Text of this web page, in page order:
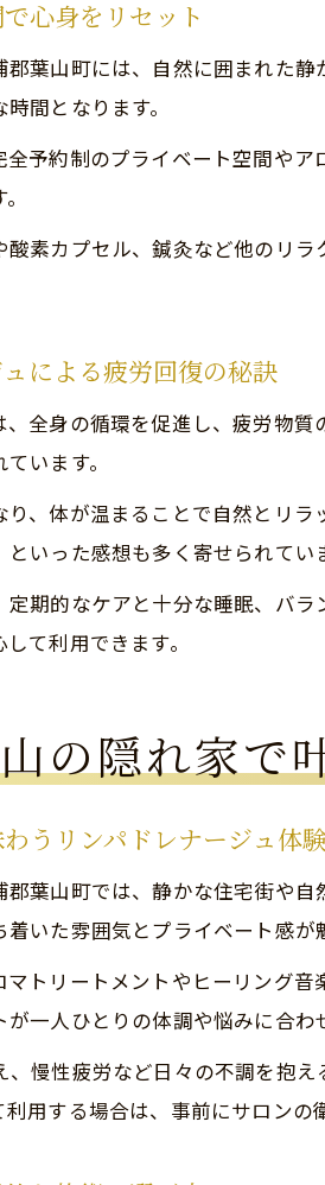
心身をリセット
葉山町には、自然に囲まれた
間となります。
予約制のプライベート空間や
酸素カプセル、鍼灸など他のリ
による疲労回復の秘訣
、全身の循環を促進し、疲労物
います。
、体が温まることで自然とリ
いった感想も多く寄せられてい
期的なケアと十分な睡眠、バ
て利用できます。
の隠れ家で
うリンパドレナージュ体験
葉山町では、静かな住宅街や
いた雰囲気とプライベート感
トリートメントやヒーリング
一人ひとりの体調や悩みに合
慢性疲労など日々の不調を抱
用する場合は、事前にサロン